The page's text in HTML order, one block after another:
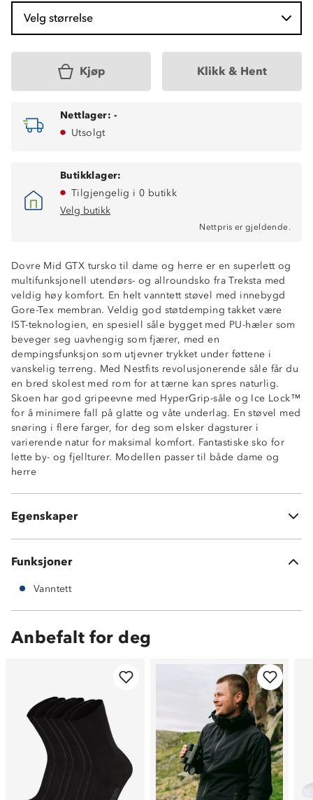
Velg størrelse
Kjøp Klikk & Hent
Nettlager: -
Utsolgt
Butikklager:
Tilgjengelig i 0 butikk
Velg butikk
Nettpris er gjeldende.
Dovre Mid GTX tursko til dame og herre er en superlett og
multifunksjonell utendørs- og allroundsko fra Treksta med
veldig høy komfort. En helt vanntett støvel med innebygd
Gore-Tex membran. Veldig god støtdemping takket være
IST-teknologien, en spesiell såle bygget med PU-hæler som
beveger seg uavhengig som fjærer, med en
dempingsfunksjon som utjevner trykket under føttene i
vanskelig terreng. Med Nestfits revolusjonerende såle får du
en bred skolest med rom for at tærne kan spres naturlig.
Skoen har god gripeevne med HyperGrip-såle og Ice Lock™
for å minimere fall på glatte og våte underlag. En støvel med
snøring i flere farger, for deg som elsker dagsturer i
varierende natur for maksimal komfort. Fantastiske sko for
lette by- og fjellturer. Modellen passer til både dame og
herre
Egenskaper
Gore-Tex-membran
NestFit: bred passform
Lav vekt
Ice Lock™ gir en glidestoppende overflatefriksjon
Funksjoner
Vanntett
Anbefalt for deg